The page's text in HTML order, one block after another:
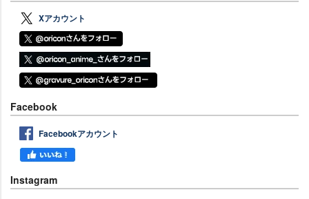
Xアカウント
Facebook
Facebookアカウント
Instagram